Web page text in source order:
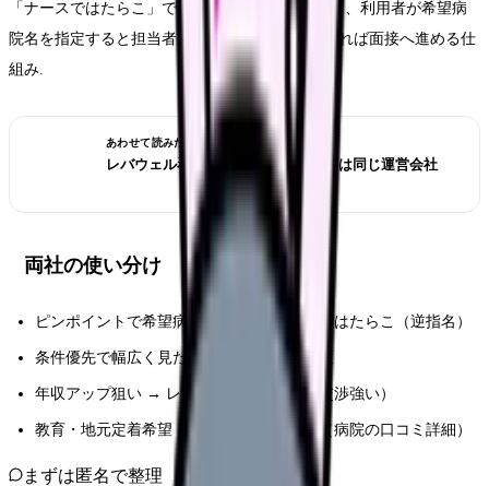
「ナースではたらこ」では求人未掲載の病院でも、利用者が希望病
院名を指定すると担当者が条件打診. 採用枠が出れば面接へ進める仕
組み.
あわせて読みたい
レバウェル看護 vs 看護のお仕事｜実は同じ運営会社
両社の使い分け
ピンポイントで希望病院がある → ナースではたらこ（逆指名）
条件優先で幅広く見たい → レバウェル看護
年収アップ狙い → レバウェル看護（条件交渉強い）
教育・地元定着希望 → ナースではたらこ（病院の口コミ詳細）
まずは匿名で整理